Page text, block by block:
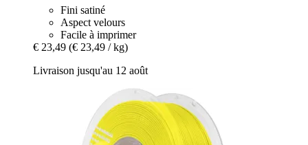
Fini satiné
Aspect velours
Facile à imprimer
€ 23,49 (€ 23,49 / kg)
Livraison jusqu'au 12 août